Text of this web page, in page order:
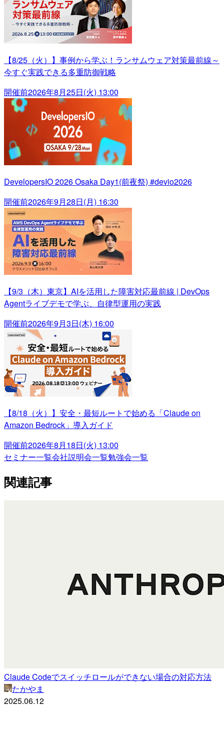
【8/25（火）】事例から学ぶ！ランサムウェア対策最前線～
今すぐ実践できる多重防御戦略
開催前2026年8月25日(火) 13:00
DevelopersIO 2026 Osaka Day1(前夜祭) #devio2026
開催前2026年9月28日(月) 16:30
【9/3（木）東京】AIを活用した障害対応最前線 | DevOps
Agentライブデモで学ぶ、自律型運用の実践
開催前2026年9月3日(木) 16:00
【8/18（火）】安全・最短ルートで始める「Claude on
Amazon Bedrock」導入ガイド
開催前2026年8月18日(火) 13:00
セミナー一覧会社説明会一覧勉強会一覧
関連記事
Claude Codeでスイッチロールができない場合の対応方法
たかやま
2025.06.12